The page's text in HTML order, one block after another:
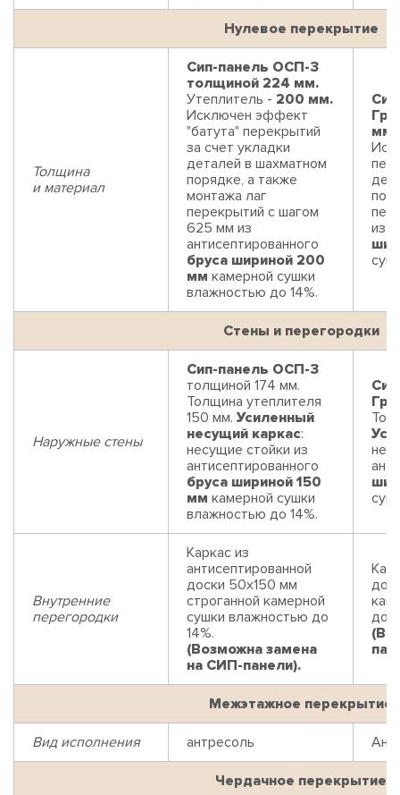
Нулевое перекрытие
Толщина
и материал
Сип-панель ОСП-3
толщиной 224 мм.
Утеплитель - 200 мм.
Исключен эффект
"батута" перекрытий
за счет укладки
деталей в шахматном
порядке, а также
монтажа лаг
перекрытий с шагом
625 мм из
антисептированного
бруса шириной 200
мм камерной сушки
влажностью до 14%.
мм.
из
Стены и перегородки
Наружные стены
Сип-панель ОСП-3
толщиной 174 мм.
Толщина утеплителя
150 мм. Усиленный
несущий каркас:
несущие стойки из
антисептированного
бруса шириной 150
мм камерной сушки
влажностью до 14%.
Внутренние
перегородки
Каркас из
антисептированной
доски 50х150 мм
строганной камерной
сушки влажностью до
14%.
(Возможна замена
на СИП-панели).
до
Межэтажное перекрытие
Вид исполнения антресоль
Чердачное перекрытие